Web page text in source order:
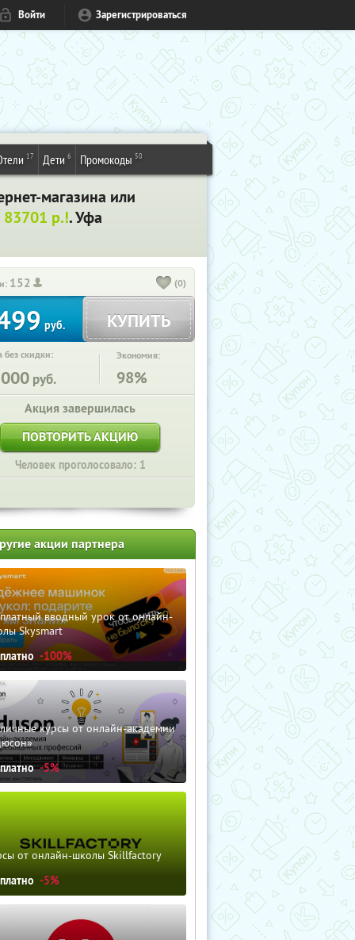
Войти Зарегистрироваться
17 Дети 6 Промокоды 50
магазина или
83701 р.!. Уфа
152 (0)
руб. КУПИТЬ
без скидки:
руб.
Экономия:
98%
Акция завершилась
ПОВТОРИТЬ АКЦИЮ
Человек проголосовало: 1
акции партнера
вводный урок от онлайн-
Skysmart
-100%
курсы от онлайн-академии
-5%
от онлайн-школы Skillfactory
-5%